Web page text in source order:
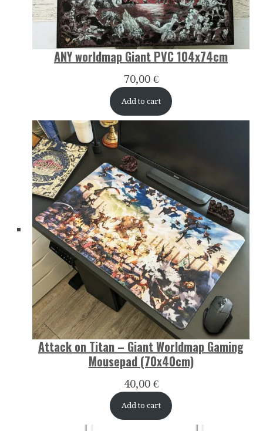
ANY worldmap Giant PVC 104x74cm
70,00 €
Add to cart
Attack on Titan – Giant Worldmap Gaming
Mousepad (70x40cm)
40,00 €
Add to cart